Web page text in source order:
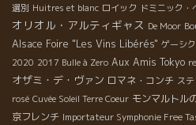
選別 Huitres et blanc ロイック ドミニック
オリオル・アルティギャス De Moor
Alsace Foire "Les Vins Libérés" ゲーシ
2020 2017 Bulle à Zero Aux Amis Tokyo
オザミ・デ・ヴァン ロマネ・コンチ ス
rosé Cuvée Soleil Terre Coeur モンマルトル
京フレンチ Importateur Symphonie Free